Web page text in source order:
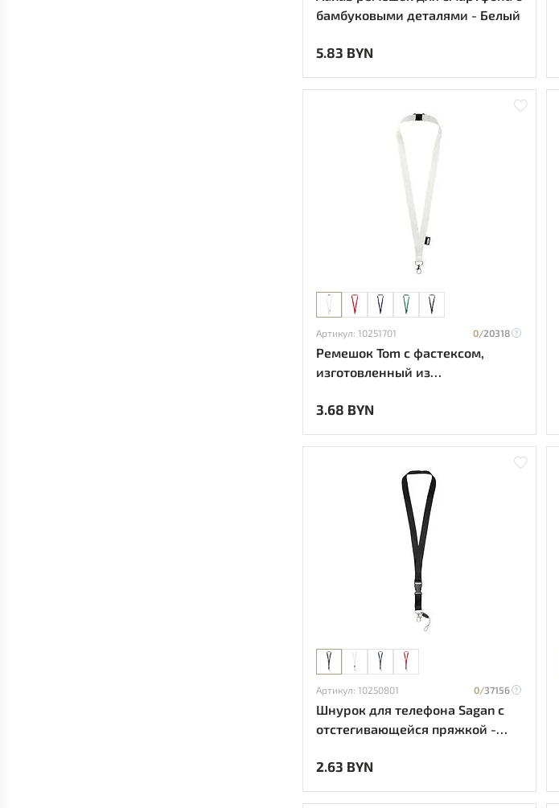
бамбуковыми деталями - Белый
5.83 BYN
Артикул: 10251701 0/20318
Ремешок Tom с фастексом,
изготовленный из
3.68 BYN
Артикул: 10250801 0/37156
Шнурок для телефона Sagan с
отстегивающейся пряжкой -
2.63 BYN